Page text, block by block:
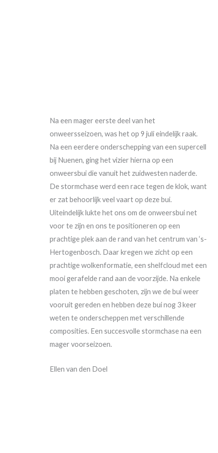
Na een mager eerste deel van het
onweersseizoen, was het op 9 juli eindelijk raak.
Na een eerdere onderschepping van een supercell
bij Nuenen, ging het vizier hierna op een
onweersbui die vanuit het zuidwesten naderde.
De stormchase werd een race tegen de klok, want
er zat behoorlijk veel vaart op deze bui.
Uiteindelijk lukte het ons om de onweersbui net
voor te zijn en ons te positioneren op een
prachtige plek aan de rand van het centrum van ‘s-
Hertogenbosch. Daar kregen we zicht op een
prachtige wolkenformatie, een shelfcloud met een
mooi gerafelde rand aan de voorzijde. Na enkele
platen te hebben geschoten, zijn we de bui weer
vooruit gereden en hebben deze bui nog 3 keer
weten te onderscheppen met verschillende
composities. Een succesvolle stormchase na een
mager voorseizoen.
Ellen van den Doel